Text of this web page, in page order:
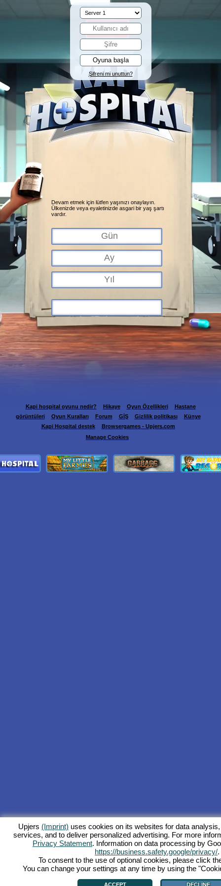
Şifreni mi unuttun?
Devam etmek için lütfen yaşınızı onaylayın.
Ülkenizde veya eyaletinizde asgari bir yaş şartı
vardır.
Kapi hospital oyunu nedir? Hikaye Oyun Özellikleri
Hastane
görüntüleri
Oyun Kuralları Forum GİŞ Gizlilik politikası
Künye
Kapi Hospital destek
Browsergames - Upjers.com
Manage Cookies
Upjers (Imprint) uses cookies on its websites for data
services, and to deliver personalized advertising. For more
Privacy Statement. Information on data processing by
https://business.safety.google/privacy/.
To consent to the use of optional cookies, please click
You can change your settings at any time by using the
ACCEPT DECLINE